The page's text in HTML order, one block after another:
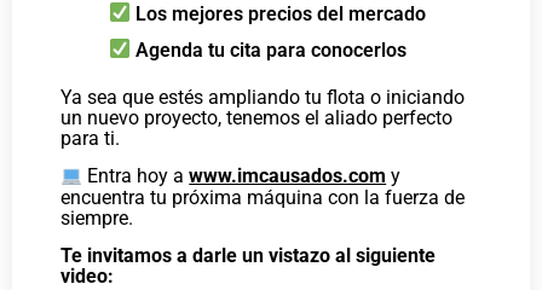
Los mejores precios del mercado
Agenda tu cita para conocerlos
Ya sea que estés ampliando tu flota o iniciando
un nuevo proyecto, tenemos el aliado perfecto
para ti.
Entra hoy awww.imcausados.com y
encuentra tu próxima máquina con la fuerza de
siempre.
Te invitamos a darle un vistazo al siguiente
video: